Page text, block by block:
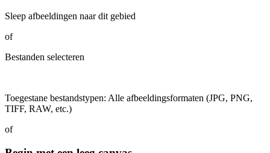
Sleep afbeeldingen naar dit gebied
of
Bestanden selecteren
Toegestane bestandstypen: Alle afbeeldingsformaten (JPG, PNG,
TIFF, RAW, etc.)
of